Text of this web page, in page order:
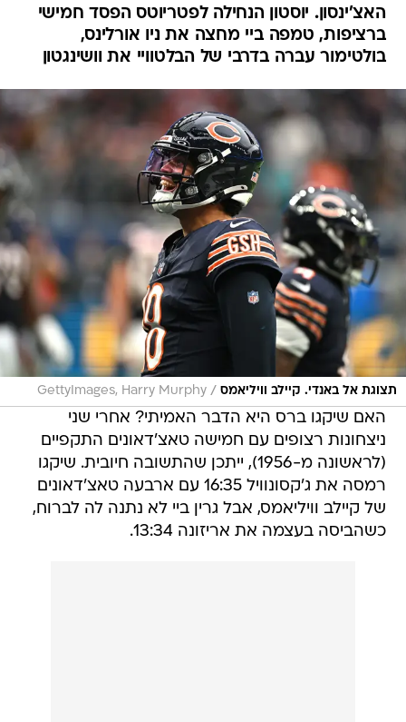
האצ'ינסון. יוסטון הנחילה לפטריוטס הפסד חמישי
ברציפות, טמפה ביי מחצה את ניו אורלינס,
בולטימור עברה בדרבי של הבלטוויי את וושינגטון
תצוגת אל באנדי. קיילב וויליאמס /
GettyImages, Harry Murphy
האם שיקגו ברס היא הדבר האמיתי? אחרי שני
ניצחונות רצופים עם חמישה טאצ'דאונים התקפיים
(לראשונה מ-1956), ייתכן שהתשובה חיובית. שיקגו
רמסה את ג'קסונוויל 16:35 עם ארבעה טאצ'דאונים
של קיילב וויליאמס, אבל גרין ביי לא נתנה לה לברוח,
כשהביסה בעצמה את אריזונה 13:34.